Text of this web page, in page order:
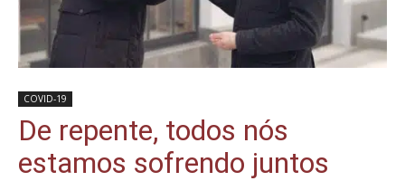
COVID-19
De repente, todos nós
estamos sofrendo juntos